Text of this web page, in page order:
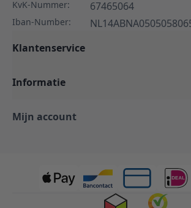
KvK-Nummer: 67465064
Iban-Number:
Klantenservice
Informatie
Mijn account